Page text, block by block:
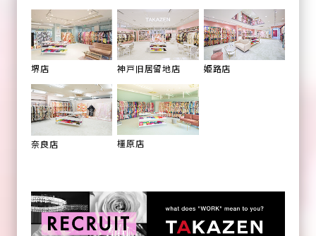
堺店 神戸旧居留地店 姫路店
奈良店 橿原店